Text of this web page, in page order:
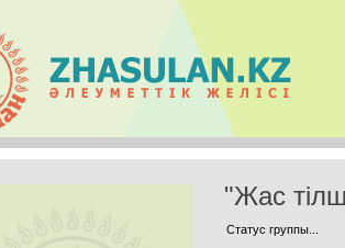
"Жас
Статус группы...